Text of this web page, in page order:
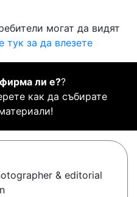
могат да видят
тук за да влезете
ли е??
как да събирате
& editorial